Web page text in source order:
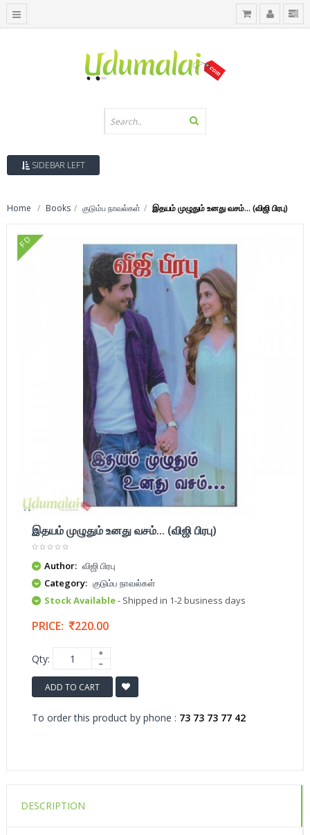
SIDEBAR LEFT
Home Books குடும்ப நாவல்கள் இதயம் முழுதும் உனது வசம்... (விஜி பிரபு)
FD
இதயம் முழுதும் உனது வசம்... (விஜி பிரபு)
Author: விஜி பிரபு
Category: குடும்ப நாவல்கள்
Stock Available- Shipped in 1-2 business days
PRICE: 220.00
Qty:
ADD TO CART
To order this product by phone : 73 73 73 77 42
DESCRIPTION